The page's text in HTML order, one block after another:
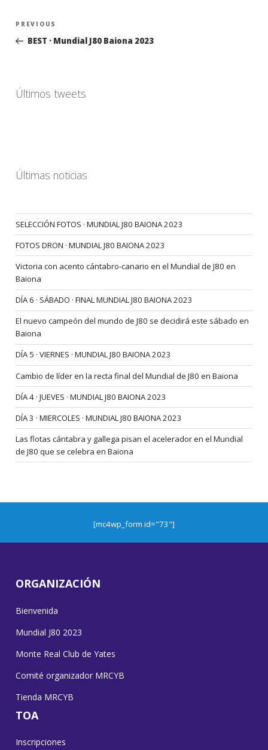
Navegación
entradas
Previous
Post
PREVIOUS
BEST · Mundial J80 Baiona 2023
Últimos tweets
Últimas noticias
SELECCIÓN FOTOS · MUNDIAL J80 BAIONA 2023
FOTOS DRON · MUNDIAL J80 BAIONA 2023
Victoria con acento cántabro-canario en el Mundial de J80 en
Baiona
DÍA 6 · SÁBADO · FINAL MUNDIAL J80 BAIONA 2023
El nuevo campeón del mundo de J80 se decidirá este sábado en
Baiona
DÍA 5 · VIERNES · MUNDIAL J80 BAIONA 2023
Cambio de líder en la recta final del Mundial de J80 en Baiona
DÍA 4 · JUEVES · MUNDIAL J80 BAIONA 2023
DÍA 3 · MIERCOLES · MUNDIAL J80 BAIONA 2023
Las flotas cántabra y gallega pisan el acelerador en el Mundial
de J80 que se celebra en Baiona
[mc4wp_form id="73"]
ORGANIZACIÓN
Bienvenida
Mundial J80 2023
Monte Real Club de Yates
Comité organizador MRCYB
Tienda MRCYB
TOA
Inscripciones